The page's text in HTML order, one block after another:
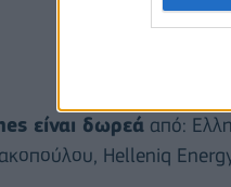
είναι δωρεά από:
Helleniq